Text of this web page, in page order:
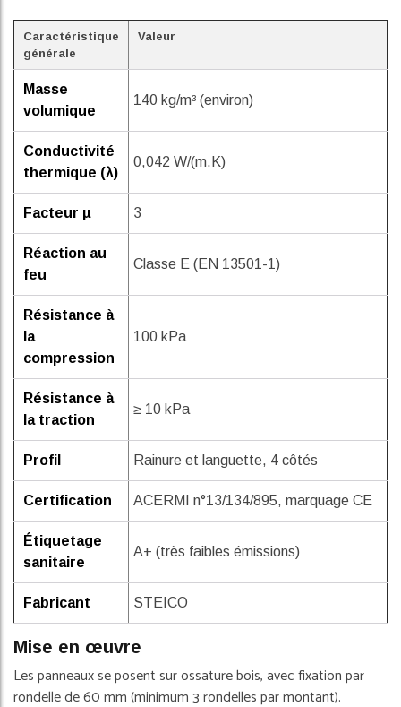
Caractéristique
générale
Valeur
Masse
volumique
140 kg/m³ (environ)
Conductivité
thermique (λ)
0,042 W/(m.K)
Facteur µ 3
Réaction au
feu
Classe E (EN 13501-1)
Résistance à
la
compression
100 kPa
Résistance à
la traction
≥ 10 kPa
Profil Rainure et languette, 4 côtés
Certification ACERMI n°13/134/895, marquage CE
Étiquetage
sanitaire
A+ (très faibles émissions)
Fabricant STEICO
Mise en œuvre
Les panneaux se posent sur ossature bois, avec fixation par
rondelle de 60 mm (minimum 3 rondelles par montant).